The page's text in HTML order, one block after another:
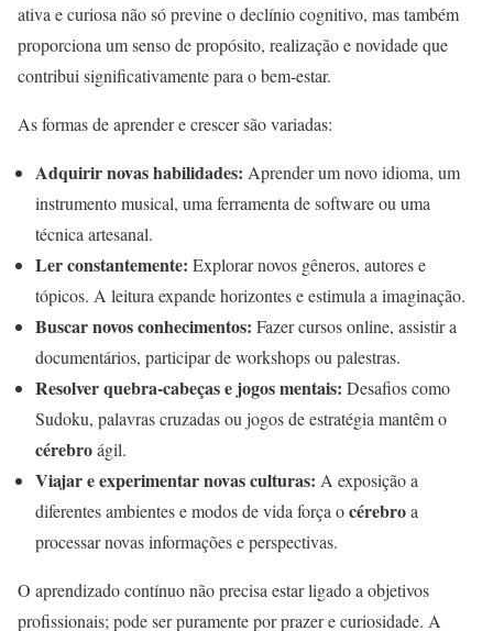
ativa e curiosa não só previne o declínio cognitivo, mas também
proporciona um senso de propósito, realização e novidade que
contribui significativamente para o bem-estar.
As formas de aprender e crescer são variadas:
Adquirir novas habilidades: Aprender um novo idioma, um
instrumento musical, uma ferramenta de software ou uma
técnica artesanal.
Ler constantemente: Explorar novos gêneros, autores e
tópicos. A leitura expande horizontes e estimula a imaginação.
Buscar novos conhecimentos: Fazer cursos online, assistir a
documentários, participar de workshops ou palestras.
Resolver quebra-cabeças e jogos mentais: Desafios como
Sudoku, palavras cruzadas ou jogos de estratégia mantêm o
cérebroágil.
Viajar e experimentar novas culturas: A exposição a
diferentes ambientes e modos de vida força océrebroa
processar novas informações e perspectivas.
O aprendizado contínuo não precisa estar ligado a objetivos
profissionais; pode ser puramente por prazer e curiosidade. A